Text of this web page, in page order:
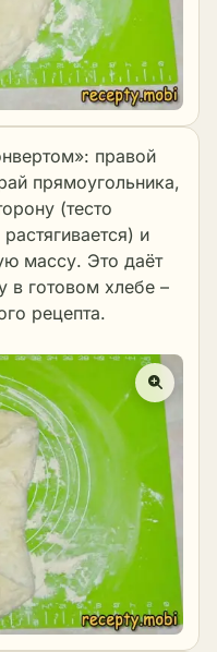
правой
прямоугольника,
(тесто
и
массу. Это даёт
в готовом хлебе –
рецепта.